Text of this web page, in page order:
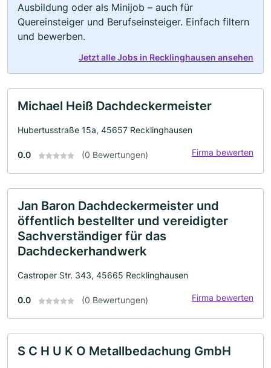
Ausbildung oder als Minijob – auch für
Quereinsteiger und Berufseinsteiger. Einfach filtern
und bewerben.
Jetzt alle Jobs in Recklinghausen ansehen
Michael Heiß Dachdeckermeister
Hubertusstraße 15a, 45657 Recklinghausen
0.0 (0 Bewertungen) Firma bewerten
Jan Baron Dachdeckermeister und
öffentlich bestellter und vereidigter
Sachverständiger für das
Dachdeckerhandwerk
Castroper Str. 343, 45665 Recklinghausen
0.0 (0 Bewertungen) Firma bewerten
S C H U K O Metallbedachung GmbH